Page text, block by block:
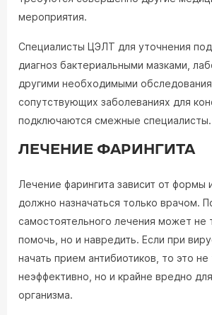
мероприятия.
Специалисты ЦЭЛТ для уточнения
диагноз бактериальными мазками,
другими необходимыми
сопутствующих заболеваниях для
подключаются смежные специалисты.
ЛЕЧЕНИЕ ФАРИНГИТА
Лечение фарингита зависит от формы
должно назначаться только врачом.
самостоятельного лечения может не
помочь, но и навредить. Если при
начать прием антибиотиков, то это не
неэффективно, но и крайне вредно
организма.